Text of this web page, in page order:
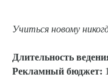
Учиться новому
Длительность
Рекламный бюджет: